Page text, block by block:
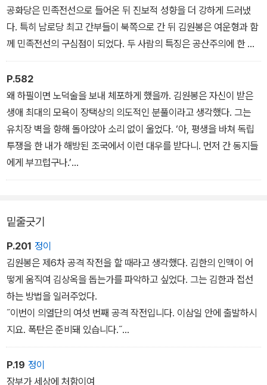
그날 최동선은 집에 도착한 뒤 물 한 모금도 마시지 않고 눈물만 흘렸
다. 어머니가 도대체 왜 그러느냐고 물었지만 그녀는 그저 말없이 눈
물만 흘렸다. 그렇게 사흘이 지났다.
난안에 사는 민족전선 계열 인물들의 부인들이 최석순의 집을 방문해
서 최동선을 달랬다. 그러다 최동선이 김원봉을 좋아한다는 것을 알
게 되었다.
“불쌍한 것, 네가 그만 상사병에 걸리고 말았구나.”
부인들은 최동선의 푹 꺼진 눈 주변을 수건으로 닦아주며 말했다.
최동선은 그 뒤에도 아무것도 먹지 않아 기진해버렸다. 부인들이 앞
장서기 시작했다.
공화당은 민족전선으로 들어온 뒤 진보적 성향을 더 강하게 드러냈
다. 특히 남로당 최고 간부들이 북쪽으로 간 뒤 김원봉은 여운형과 함
께 민족전선의 구심점이 되었다. 두 사람의 특징은 공산주의에 한 발
을 담그고 살지만 공산당에는 가입하지 않았으며 끊임없이 좌익과 우
익의 연합을 위해 분투한다는 것이었다. 다시 미군정 전사편수관 리
처드 로빈슨의 회고록을 보자.
“김원봉의 철학적 입장은 공산주의였는데 공산당에 가입하기를 단호
하게 거절했다. 여운형과 같이 그도 민족주의자이면서 동시에 중도파
였기 때문에 공산당의 고질적인 전체주의와 소련의 권위를 거부했다.
그러나 그는 공산당이 통제하는 민족전선 이외에 어떤 정치적 단체에
도 가입하지 않았다.
로 노력하고 있었다.”
P.582
왜 하필이면 노덕술을 보내 체포하게 했을까. 김원봉은 자신이 받은
생애 최대의 모욕이 장택상의 의도적인 분풀이라고 생각했다. 그는
유치장 벽을 향해 돌아앉아 소리 없이 울었다. ‘아, 평생을 바쳐 독립
투쟁을 한 내가 해방된 조국에서 이런 대우를 받다니. 먼저 간 동지들
에게 부끄럽구나.’
신문들은 김원봉이 체포되어 미군정의 군사재판에 회부되었다고 보
어.”
여론은 김원봉을 풀어주라고 들끓었다. 그런 여론이 일어난 이유는
같은 진보 계열 지도자 여운형과 허헌은 군정 당국이 연행조차 하지
않았기 때문이었다.
장택상 수도경찰청장은 자신의 부친이 죽은 구원舊怨 때문에 김원봉
을 무리하게 체포한 것일까? 아니다. 그것은 분명 ‘미군정과 고위 당
국자’가 내린 명령이었다.
밑줄긋기
P.201 정이
김원봉은 제6차 공격 작전을 할 때라고 생각했다. 김한의 인맥이 어
떻게 움직여 김상옥을 돕는가를 파악하고 싶었다. 그는 김한과 접선
하는 방법을 일러주었다.
˝이번이 의열단의 여섯 번째 공격 작전입니다. 이삼일 안에 출발하시
지요. 폭탄은 준비돼 있습니다.˝
김원봉은 폭탄 세 개를 들고 나가 한 개를 시험해본 뒤 남은 것들을 깊
상옥에게 주었다. 권총 세 자루와 여비도 건네주었다.
부디 성공하시고 무사히 돌아오시기를 기원하겠습니다.˝
P.19 정이
장부가 세상에 처함이여